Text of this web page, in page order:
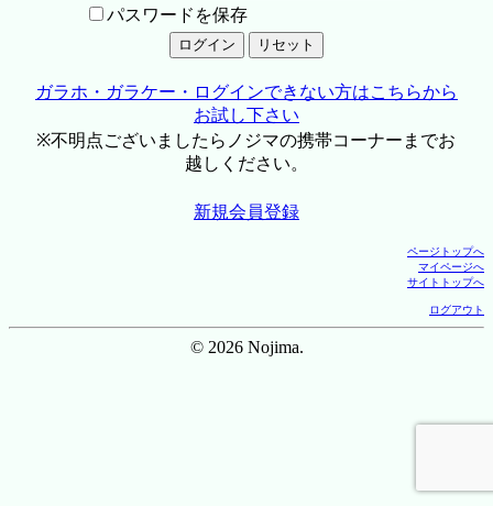
パスワードを保存
ガラホ・ガラケー・ログインできない方はこちらから
お試し下さい
※不明点ございましたらノジマの携帯コーナーまでお
越しください。
新規会員登録
ページトップへ
マイページへ
サイトトップへ
ログアウト
© 2026 Nojima.